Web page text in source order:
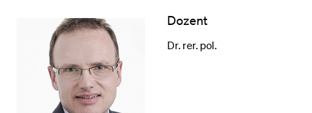
Dozent
Dr. rer. pol.
Forschende
Mitarbeitende
Alumni
Stellensuchende